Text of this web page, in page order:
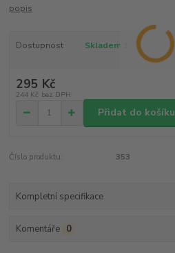
popis
Dostupnost Skladem 1
295 Kč
244 Kč bez DPH
Přidat do košíku
Číslo produktu: 353
Kompletní specifikace
Komentáře 0